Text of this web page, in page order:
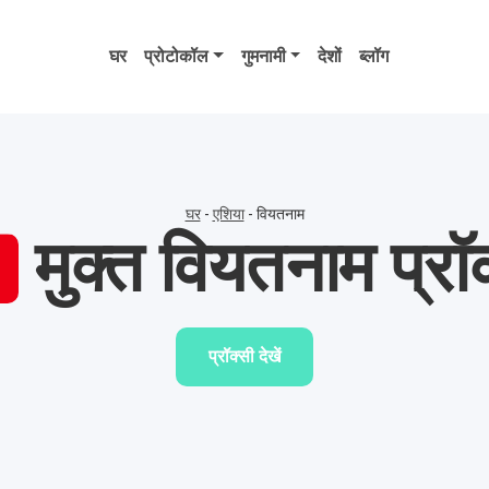
घर प्रोटोकॉल गुमनामी देशों ब्लॉग
घर- एशिया- वियतनाम
मुक्त वियतनाम
प्रॉक्सी देखें